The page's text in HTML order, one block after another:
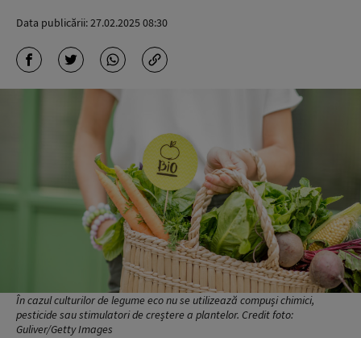
Data publicării:27.02.2025 08:30
În cazul culturilor de legume eco nu se utilizează compuși chimici,
pesticide sau stimulatori de creștere a plantelor. Credit foto:
Guliver/Getty Images